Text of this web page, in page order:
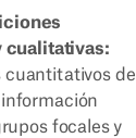
cualitativas:
cuantitativos de
focales y